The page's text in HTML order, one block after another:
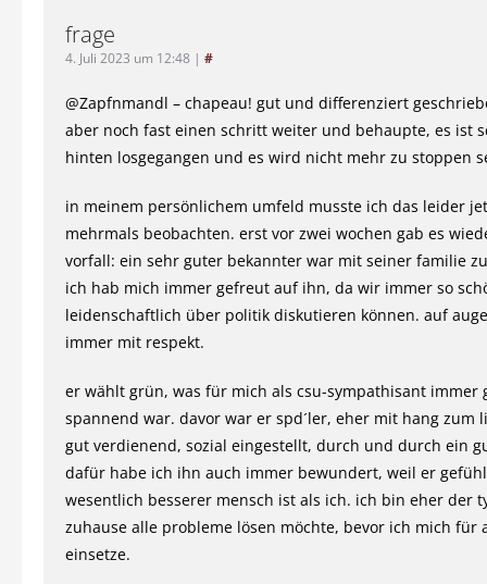
frage
4. Juli 2023 um 12:48 | #
@Zapfnmandl – chapeau! gut und differenziert
aber noch fast einen schritt weiter und behaupte, es ist
hinten losgegangen und es wird nicht mehr zu stoppen
in meinem persönlichem umfeld musste ich das leider
mehrmals beobachten. erst vor zwei wochen gab es
vorfall: ein sehr guter bekannter war mit seiner familie
ich hab mich immer gefreut auf ihn, da wir immer so
leidenschaftlich über politik diskutieren können. auf
immer mit respekt.
er wählt grün, was für mich als csu-sympathisant immer
spannend war. davor war er spd´ler, eher mit hang zum
gut verdienend, sozial eingestellt, durch und durch ein
dafür habe ich ihn auch immer bewundert, weil er
wesentlich besserer mensch ist als ich. ich bin eher der
zuhause alle probleme lösen möchte, bevor ich mich für
einsetze.